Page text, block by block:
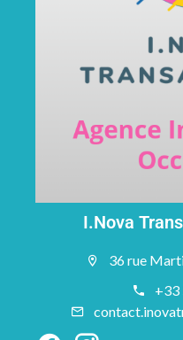
I.Nova
36 rue
+33